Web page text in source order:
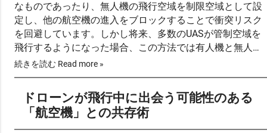
なものであったり、無人機の飛行空域を制限空域として設
定し、他の航空機の進入をブロックすることで衝突リスク
を回避しています。しかし将来、多数のUASが管制空域を
飛行するようになった場合、この方法では有人機と無人機
の双方の利便性が阻害されてしまいます。 したがって、無
人機が有人機と区別なく安全に飛行できるよう、機体性能
の向上とともに、国際民間航空機関…
続きを読む Read more »
ドローンが飛行中に出会う可能性のある
「航空機」との共存術